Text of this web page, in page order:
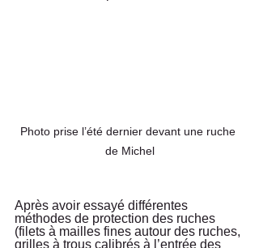
Photo prise l’été dernier devant une ruche
de Michel
Après avoir essayé différentes
méthodes de protection des ruches
(filets à mailles fines autour des ruches,
grilles à trous calibrés à l’entrée des